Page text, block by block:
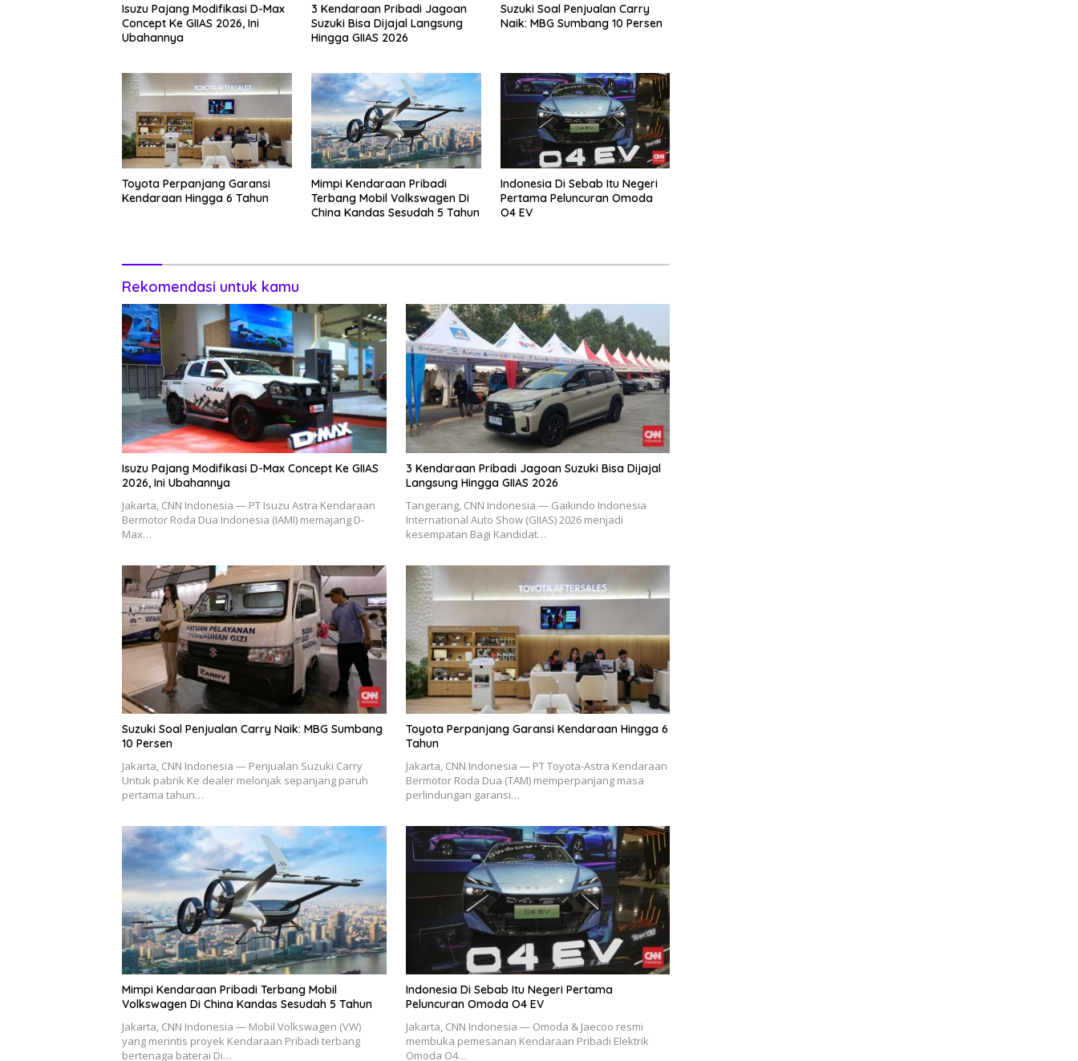
Isuzu Pajang Modifikasi D-Max
Concept Ke GIIAS 2026, Ini
Ubahannya
3 Kendaraan Pribadi Jagoan
Suzuki Bisa Dijajal Langsung
Hingga GIIAS 2026
Suzuki Soal Penjualan Carry
Naik: MBG Sumbang 10 Persen
Toyota Perpanjang Garansi
Kendaraan Hingga 6 Tahun
Mimpi Kendaraan Pribadi
Terbang Mobil Volkswagen Di
China Kandas Sesudah 5 Tahun
Indonesia Di Sebab Itu Negeri
Pertama Peluncuran Omoda
O4 EV
Rekomendasi untuk kamu
Isuzu Pajang Modifikasi D-Max Concept Ke GIIAS
2026, Ini Ubahannya
Jakarta, CNN Indonesia — PT Isuzu Astra Kendaraan
Bermotor Roda Dua Indonesia (IAMI) memajang D-
Max…
3 Kendaraan Pribadi Jagoan Suzuki Bisa Dijajal
Langsung Hingga GIIAS 2026
Tangerang, CNN Indonesia — Gaikindo Indonesia
International Auto Show (GIIAS) 2026 menjadi
kesempatan Bagi Kandidat…
Suzuki Soal Penjualan Carry Naik: MBG Sumbang
10 Persen
Jakarta, CNN Indonesia — Penjualan Suzuki Carry
Untuk pabrik Ke dealer melonjak sepanjang paruh
pertama tahun…
Toyota Perpanjang Garansi Kendaraan Hingga 6
Tahun
Jakarta, CNN Indonesia — PT Toyota-Astra Kendaraan
Bermotor Roda Dua (TAM) memperpanjang masa
perlindungan garansi…
Mimpi Kendaraan Pribadi Terbang Mobil
Volkswagen Di China Kandas Sesudah 5 Tahun
Jakarta, CNN Indonesia — Mobil Volkswagen (VW)
yang merintis proyek Kendaraan Pribadi terbang
bertenaga baterai Di…
Indonesia Di Sebab Itu Negeri Pertama
Peluncuran Omoda O4 EV
Jakarta, CNN Indonesia — Omoda & Jaecoo resmi
membuka pemesanan Kendaraan Pribadi Elektrik
Omoda O4…